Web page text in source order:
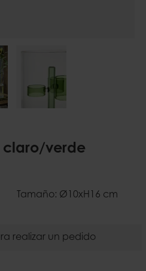
claro/verde
Tamaño: Ø10xH16 cm
realizar un pedido